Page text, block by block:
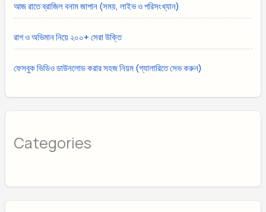
আজ রাতে ব্রাজিল বনাম জাপান (সময়, লাইভ ও পরিসংখ্যান)
রাগ ও অভিমান নিয়ে ২০০+ সেরা উক্তি
ফেসবুক ভিডিও ডাউনলোড করার সহজ নিয়ম (গ্যালারিতে সেভ করুন)
Categories